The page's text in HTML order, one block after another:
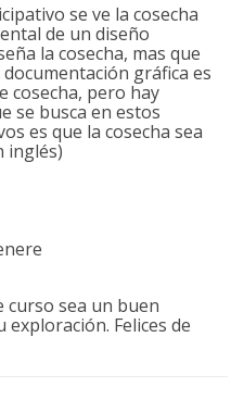
se ve la cosecha
de un diseño
la cosecha, mas que
gráfica es
cosecha, pero hay
se busca en estos
es que la cosecha sea
inglés)
curso sea un buen
Felices de